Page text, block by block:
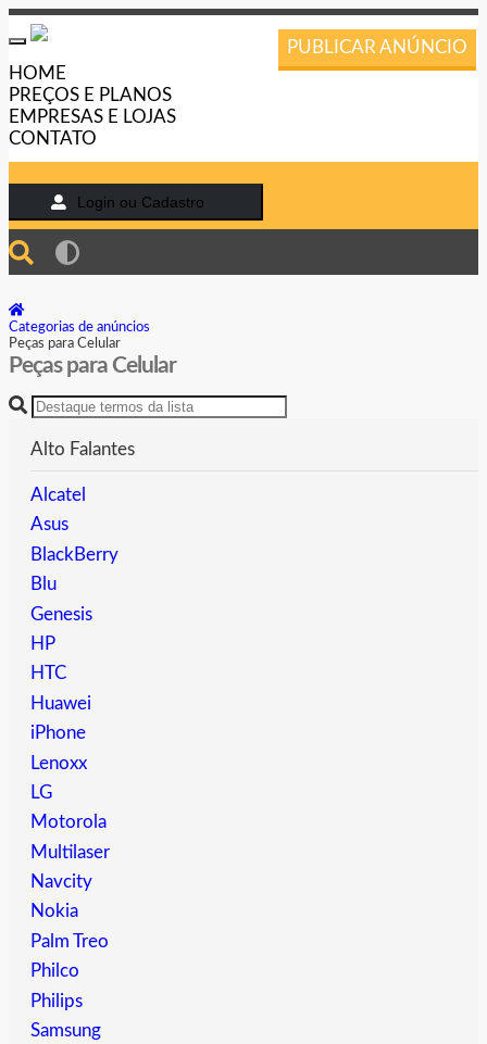
PUBLICAR ANÚNCIO
Toggle
navigation
HOME
PREÇOS E PLANOS
EMPRESAS E LOJAS
CONTATO
Login ou Cadastro
Categorias de anúncios
Peças para Celular
Peças para Celular
Alto Falantes
Alcatel
Asus
BlackBerry
Blu
Genesis
HP
HTC
Huawei
iPhone
Lenoxx
LG
Motorola
Multilaser
Navcity
Nokia
Palm Treo
Philco
Philips
Samsung